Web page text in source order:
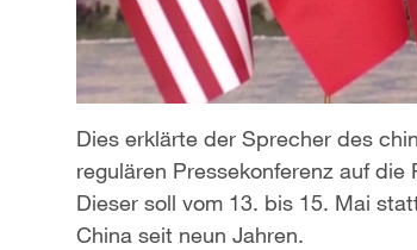
Dies erklärte der Sprecher des
regulären Pressekonferenz auf
Dieser soll vom 13. bis 15. Mai
China seit neun Jahren.